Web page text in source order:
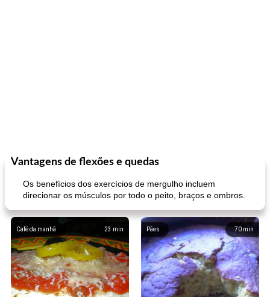
Vantagens de flexões e quedas
Os benefícios dos exercícios de mergulho incluem
direcionar os músculos por todo o peito, braços e ombros.
23 min
Café da manhã 70 min
Pães